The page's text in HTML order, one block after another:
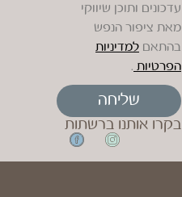
עדכונים ותוכן שיווקי
מאת ציפור הנפש
בהתאם למדיניות
הפרטיות .
שליחה
בקרו אותנו ברשתות